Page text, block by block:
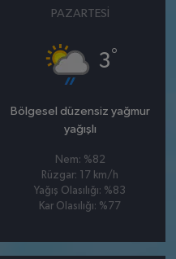
PAZARTESI
3°
Bölgesel düzensiz yağmur
yağışlı
Nem: %82
Rüzgar: 17 km/h
Yağış Olasılığı: %83
Kar Olasılığı: %77